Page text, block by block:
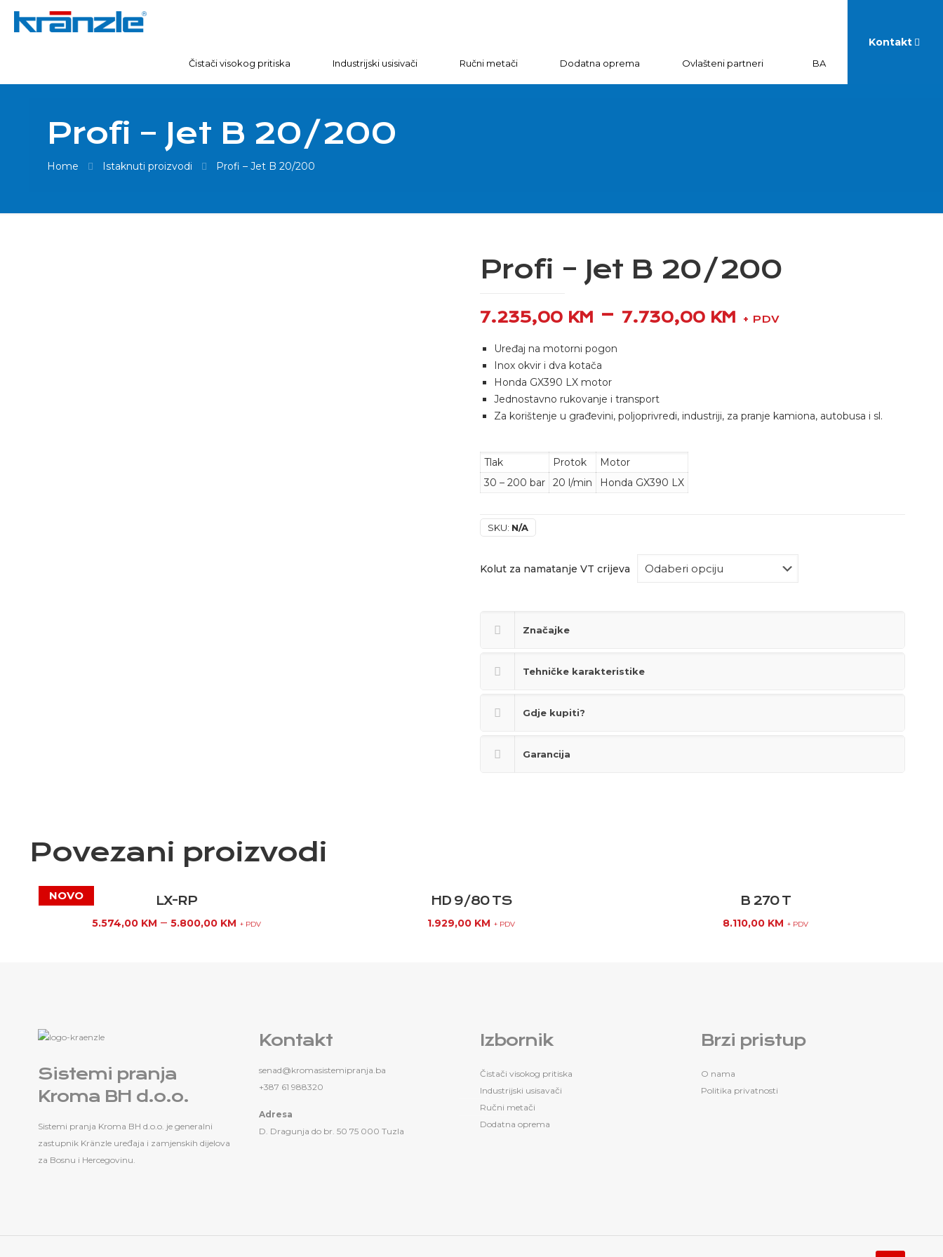
Čistači visokog pritiska Industrijski usisivači Ručni metači Dodatna oprema Ovlašteni partneri BA
Kontakt
Profi – Jet B 20/200
Home Istaknuti proizvodi Profi – Jet B 20/200
Profi – Jet B 20/200
7.235,00 KM – 7.730,00 KM + PDV
Uređaj na motorni pogon
Inox okvir i dva kotača
Honda GX390 LX motor
Jednostavno rukovanje i transport
Za korištenje u građevini, poljoprivredi, industriji, za pranje kamiona, autobusa i sl.
Tlak Protok
Motor
30 – 200 bar
20 l/min Honda GX390 LX
SKU: N/A
Kolut za namatanje VT crijeva
Značajke
Tehničke karakteristike
Gdje kupiti?
Garancija
Povezani proizvodi
LX-RP
5.574,00 KM –5.800,00 KM + PDV
HD 9/80 TS
1.929,00 KM + PDV
B 270 T
8.110,00 KM + PDV
Sistemi pranja
Kroma BH d.o.o.
Sistemi pranja Kroma BH d.o.o. je generalni
zastupnik Kränzle uređaja i zamjenskih dijelova
za Bosnu i Hercegovinu.
Kontakt
senad@kromasistemipranja.ba
+387 61 988320
Adresa
D. Dragunja do br. 50 75 000 Tuzla
Izbornik
Čistači visokog pritiska
Industrijski usisavači
Ručni metači
Dodatna oprema
Brzi pristup
O nama
Politika privatnosti